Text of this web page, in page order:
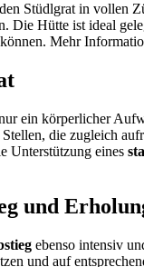
Stüdlgrat in vollen
Die Hütte ist ideal
Mehr
ein körperlicher
Stellen, die zugleich
Unterstützung eines
und
ebenso intensiv
und auf